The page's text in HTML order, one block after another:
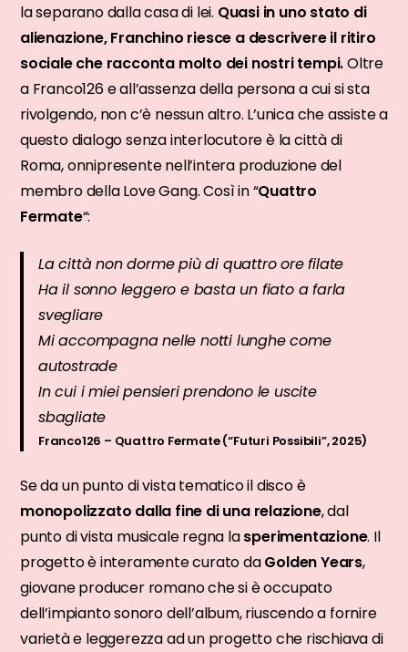
la separano dalla casa di lei. Quasi in uno stato di
alienazione, Franchino riesce a descrivere il ritiro
sociale che racconta molto dei nostri tempi.Oltre
a Franco126 e all’assenza della persona a cui si sta
rivolgendo, non c’è nessun altro. L’unica che assiste a
questo dialogo senza interlocutore è la città di
Roma, onnipresente nell’intera produzione del
membro della Love Gang. Così in “Quattro
Fermate“:
La città non dorme più di quattro ore filate
Ha il sonno leggero e basta un fiato a farla
svegliare
Mi accompagna nelle notti lunghe come
autostrade
In cui i miei pensieri prendono le uscite
sbagliate
Franco126 – Quattro Fermate (“Futuri Possibili”, 2025)
Se da un punto di vista tematico il disco è
monopolizzato dalla fine di una relazione, dal
punto di vista musicale regna lasperimentazione. Il
progetto è interamente curato daGolden Years,
giovane producer romano che si è occupato
dell’impianto sonoro dell’album, riuscendo a fornire
varietà e leggerezza ad un progetto che rischiava di